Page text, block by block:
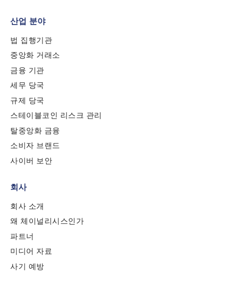
First Name
*
Last name
Company / Organization Name
Work Email Address
*
Country
Role Function
산업 분야
법 집행기관
중앙화 거래소
금융 기관
세무 당국
규제 당국
스테이블코인 리스크 관리
탈중앙화 금융
소비자 브랜드
사이버 보안
회사
회사 소개
왜 체이널리시스인가
파트너
미디어 자료
사기 예방